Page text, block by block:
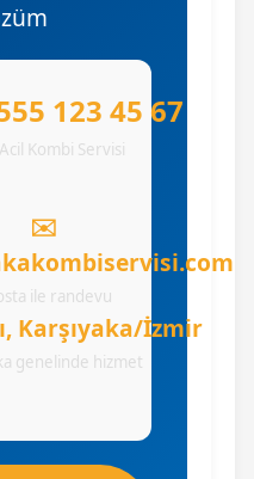
123 45 67
Kombi Servisi
✉️
ile randevu
Karşıyaka/İzmir
genelinde hizmet